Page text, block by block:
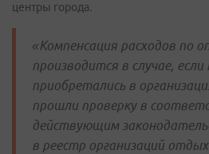
центры города.
«Компенсация расходов по
производится в случае,
приобретались в
прошли проверку в
действующим
в реестр организаций